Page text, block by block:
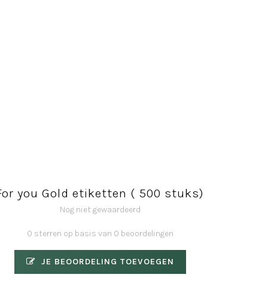
you Gold etiketten ( 500 stuks)
Nog niet gewaardeerd
0 sterren op basis van 0 beoordelingen
JE BEOORDELING TOEVOEGEN